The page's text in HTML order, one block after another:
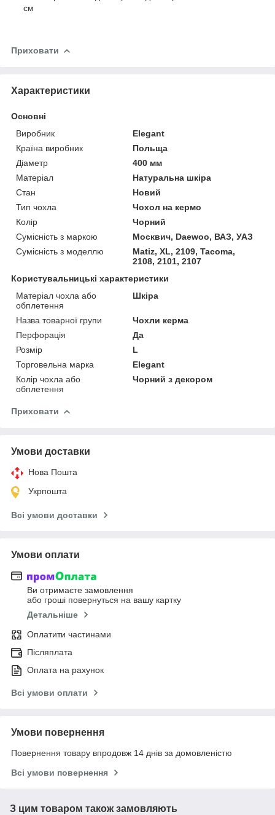
см
Приховати
Характеристики
Основні
Виробник
Elegant
Країна виробник
Польща
Діаметр
400 мм
Матеріал
Натуральна шкіра
Стан
Новий
Тип чохла
Чохол на кермо
Колір
Чорний
Сумісність з маркою
Москвич, Daewoo, ВАЗ, УАЗ
Сумісність з моделлю
Matiz, XL, 2109, Tacoma,
2108, 2101, 2107
Користувальницькі характеристики
Матеріал чохла або
обплетення
Шкіра
Назва товарної групи
Чохли керма
Перфорація
Да
Розмір
L
Торговельна марка
Elegant
Колір чохла або
обплетення
Чорний з декором
Приховати
Умови доставки
Нова Пошта
Укрпошта
Всі умови доставки
Умови оплати
Ви отримаєте замовлення
або гроші повернуться на вашу картку
Детальніше
Оплатити частинами
Післяплата
Оплата на рахунок
Всі умови оплати
Умови повернення
Повернення товару впродовж 14 днів за домовленістю
Всі умови повернення
З цим товаром також замовляють